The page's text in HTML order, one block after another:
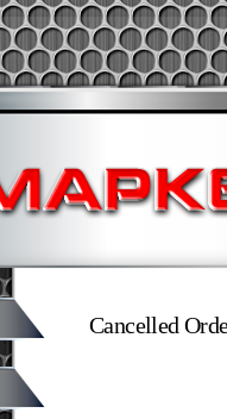
Cancelled